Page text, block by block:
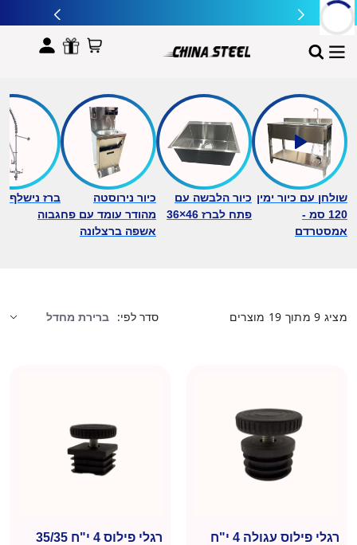
לתוכן
שולחן עם כיור ימין
120 סמ -
אמסטרדם
כיור הלבשה עם
פתח לברז 46×36
כיור נירוסטה
מהודר עומד עם פח
אשפה ברצלונה
ברז נישלף
גבוה
מציג 9מתוך 19מוצרים סדר לפי:
רגלי פילוס עגולה 4 י"ח
רגלי פילוס 4 י"ח 35/35